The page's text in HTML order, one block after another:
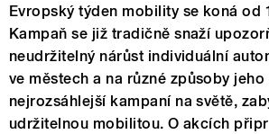
Evropský týden mobility se koná od
Kampaň se již tradičně snaží
neudržitelný nárůst individuální
ve městech a na různé způsoby jeho
nejrozsáhlejší kampaní na světě,
udržitelnou mobilitou. O akcích